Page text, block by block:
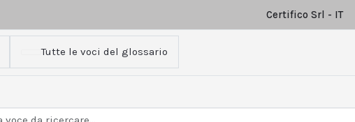
Certifico Srl - IT
Tutte le voci del glossario